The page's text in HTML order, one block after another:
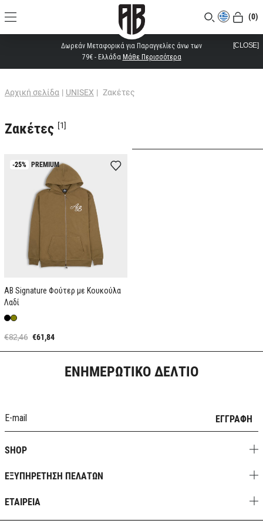
(0)
Δωρεάν Μεταφορικά για Παραγγελίες άνω των
79€ - Ελλάδα Μάθε Περισσότερα
[CLOSE]
Αρχική σελίδα | UNISEX | Ζακέτες
Ζακέτες [1]
-25% PREMIUM
AB Signature Φούτερ με Κουκούλα
Λαδί
€82,46 €61,84
ΕΝΗΜΕΡΩΤΙΚΟ ΔΕΛΤΙΟ
ΕΓΓΡΑΦΗ
SHOP
ΕΞΥΠΗΡΕΤΗΣΗ ΠΕΛΑΤΩΝ
ΕΤΑΙΡΕΙΑ